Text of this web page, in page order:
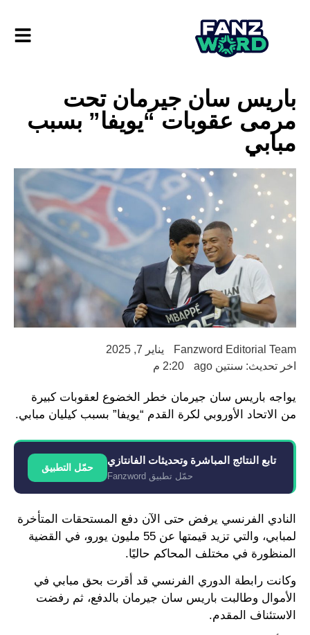
باريس سان جيرمان تحت
مرمى عقوبات “يويفا” بسبب
مبابي
Fanzword Editorial Team
يناير 7, 2025
اخر تحديث: سنتين ago
2:20 م
يواجه باريس سان جيرمان خطر الخضوع لعقوبات كبيرة
من الاتحاد الأوروبي لكرة القدم “يويفا” بسبب كيليان مبابي.
تابع النتائج المباشرة وتحديثات الفانتازي
حمّل تطبيق Fanzword
حمّل التطبيق
النادي الفرنسي يرفض حتى الآن دفع المستحقات المتأخرة
لمبابي، والتي تزيد قيمتها عن 55 مليون يورو، في القضية
المنظورة في مختلف المحاكم حاليًا.
وكانت رابطة الدوري الفرنسي قد أقرت بحق مبابي في
الأموال وطالبت باريس سان جيرمان بالدفع، ثم رفضت
الاستئناف المقدم.